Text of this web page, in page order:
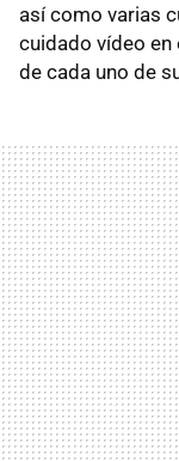
así como varias
cuidado vídeo
de cada uno de